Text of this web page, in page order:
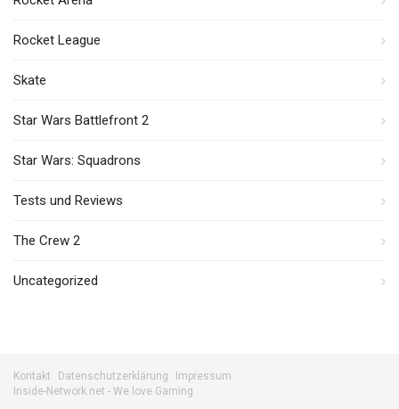
Rocket League
Skate
Star Wars Battlefront 2
Star Wars: Squadrons
Tests und Reviews
The Crew 2
Uncategorized
Kontakt Datenschutzerklärung
Impressum
Inside-Network.net - We love Gaming